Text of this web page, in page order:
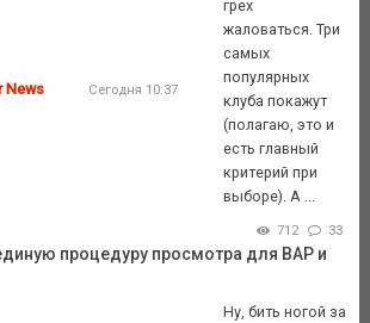
News Сегодня 10:37
грех
жаловаться. Три
самых
популярных
клуба покажут
(полагаю, это и
есть главный
критерий при
выборе). А ...
712 33
процедуру просмотра для ВАР и
Ну, бить ногой за